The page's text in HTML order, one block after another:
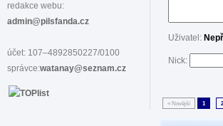
redakce webu:
admin@pilsfanda.cz
účet: 107–4892850227/0100
správce:watanay@seznam.cz
Uživatel:
Nick:
« Novější 1 2